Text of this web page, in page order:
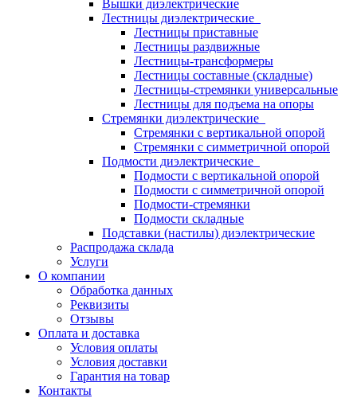
Вышки диэлектрические
Лестницы диэлектрические
Лестницы приставные
Лестницы раздвижные
Лестницы-трансформеры
Лестницы составные (складные)
Лестницы-стремянки универсальные
Лестницы для подъема на опоры
Стремянки диэлектрические
Стремянки с вертикальной опорой
Стремянки с симметричной опорой
Подмости диэлектрические
Подмости с вертикальной опорой
Подмости с симметричной опорой
Подмости-стремянки
Подмости складные
Подставки (настилы) диэлектрические
Распродажа склада
Услуги
О компании
Обработка данных
Реквизиты
Отзывы
Оплата и доставка
Условия оплаты
Условия доставки
Гарантия на товар
Контакты